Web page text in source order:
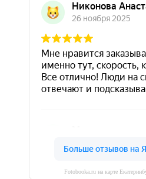
Fotobooka.ru на карте